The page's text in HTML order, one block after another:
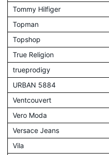
Tommy Hilfiger
Topman
Topshop
True Religion
trueprodigy
URBAN 5884
Ventcouvert
Vero Moda
Versace Jeans
Vila